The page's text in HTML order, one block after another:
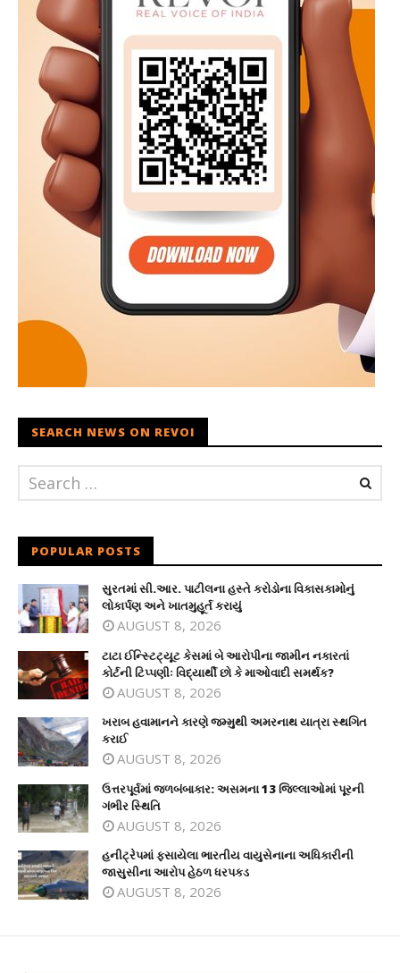
SEARCH NEWS ON REVOI
POPULAR POSTS
સુરતમાં સી.આર. પાટીલના હસ્તે કરોડોના વિકાસકામોનું
લોકાર્પણ અને ખાતમુહૂર્ત કરાયું
AUGUST 8, 2026
ટાટા ઈન્સ્ટિટ્યૂટ કેસમાં બે આરોપીના જામીન નકારતાં
કોર્ટની ટિપ્પણીઃ વિદ્યાર્થી છો કે માઓવાદી સમર્થક?
AUGUST 8, 2026
ખરાબ હવામાનને કારણે જમ્મુથી અમરનાથ યાત્રા સ્થગિત
કરાઈ
AUGUST 8, 2026
ઉત્તરપૂર્વમાં જળબંબાકાર: અસમના 13 જિલ્લાઓમાં પૂરની
ગંભીર સ્થિતિ
AUGUST 8, 2026
હનીટ્રેપમાં ફસાયેલા ભારતીય વાયુસેનાના અધિકારીની
જાસુસીના આરોપ હેઠળ ધરપકડ
AUGUST 8, 2026